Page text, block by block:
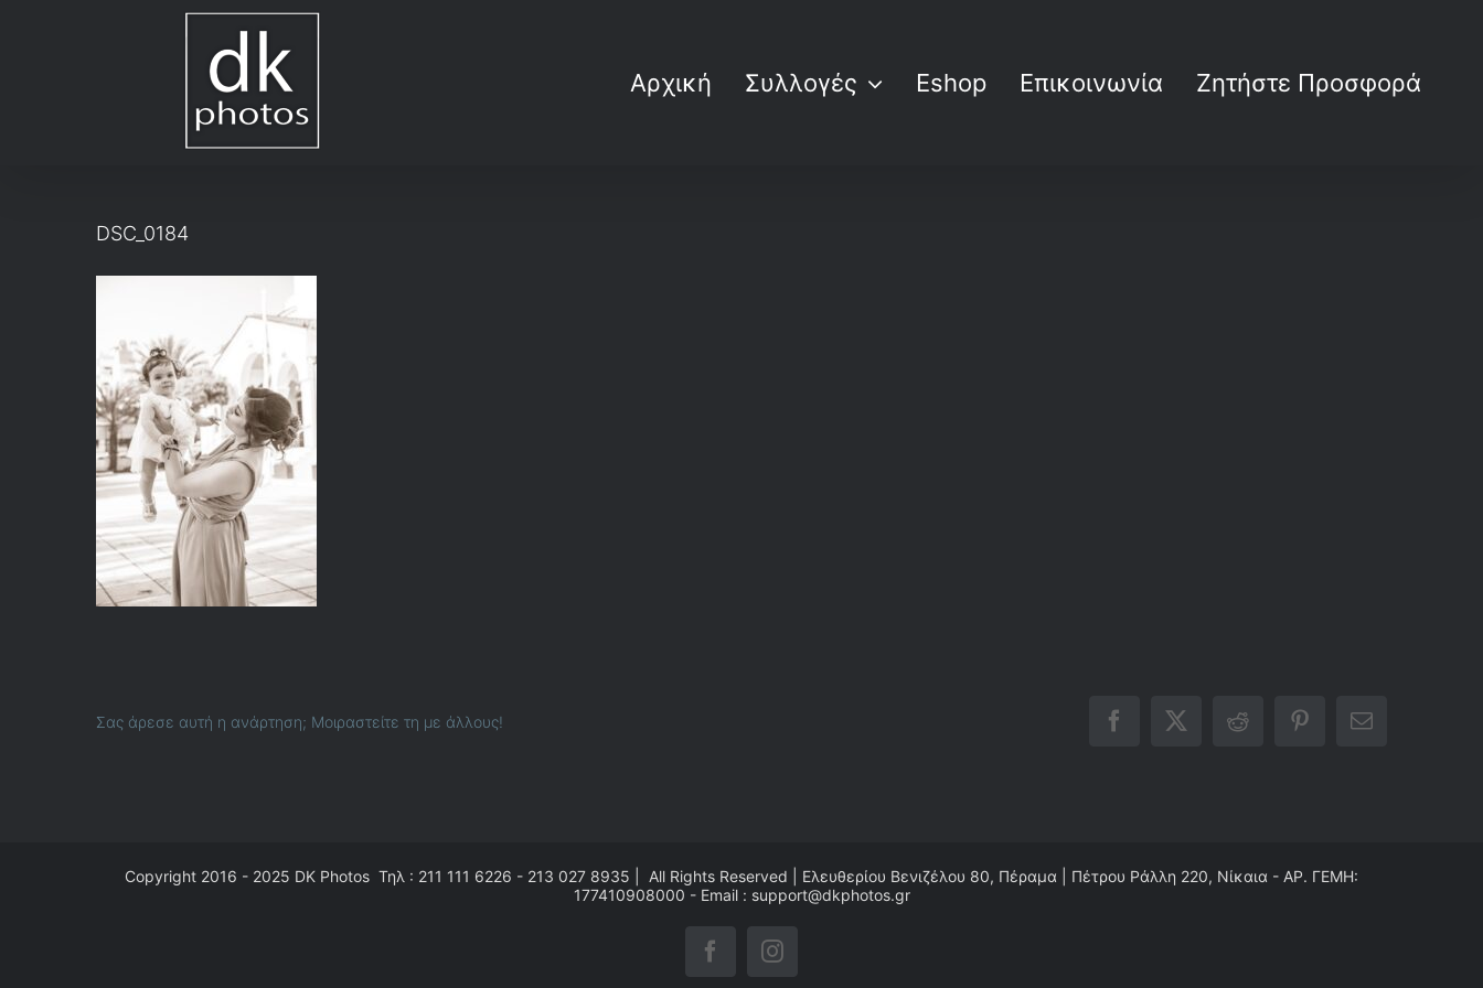
Αρχική Συλλογές Eshop Επικοινωνία Ζητήστε Προσφορά
DSC_0184
Σας άρεσε αυτή η ανάρτηση; Μοιραστείτε τη με άλλους! Facebook
X RedditPinterestEmail
Copyright 2016 - 2025 DK Photos Τηλ : 211 111 6226 - 213 027 8935 | All Rights Reserved | Ελευθερίου Βενιζέλου 80, Πέραμα | Πέτρου Ράλλη 220, Νίκαια - ΑΡ. ΓΕΜΗ:
177410908000 - Email : support@dkphotos.gr
FacebookInstagram